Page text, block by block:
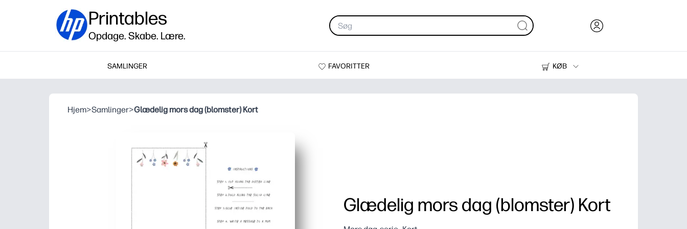
Printables
Opdage. Skabe. Lære.
SAMLINGER FAVORITTER
KØB
Printere
Hjem>Samlinger>Glædelig mors dag (blomster) Kort
Glædelig mors dag (blomster) Kort